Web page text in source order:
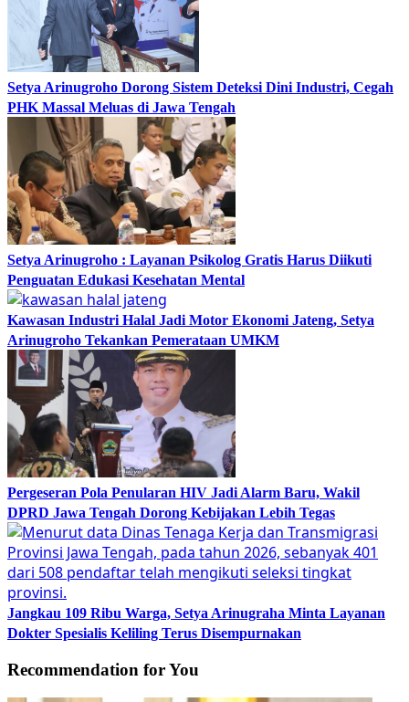
Setya Arinugroho Dorong Sistem Deteksi Dini Industri, Cegah
PHK Massal Meluas di Jawa Tengah
Setya Arinugroho : Layanan Psikolog Gratis Harus Diikuti
Penguatan Edukasi Kesehatan Mental
Kawasan Industri Halal Jadi Motor Ekonomi Jateng, Setya
Arinugroho Tekankan Pemerataan UMKM
Pergeseran Pola Penularan HIV Jadi Alarm Baru, Wakil
DPRD Jawa Tengah Dorong Kebijakan Lebih Tegas
Jangkau 109 Ribu Warga, Setya Arinugraha Minta Layanan
Dokter Spesialis Keliling Terus Disempurnakan
Recommendation for You